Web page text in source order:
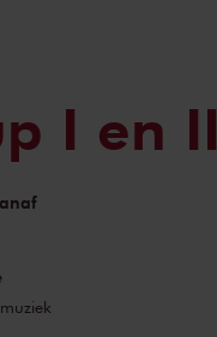
I en II